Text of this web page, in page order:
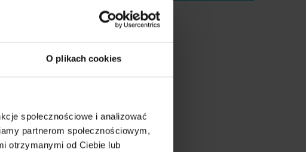
O plikach cookies
społecznościowe i analizować
partnerom społecznościowym,
otrzymanymi od Ciebie lub